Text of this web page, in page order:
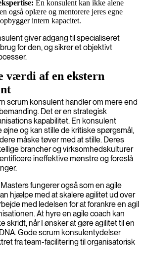
En konsulent kan ikke alene
også oplære og mentorere jeres egne
intern kapacitet.
giver adgang til specialiseret
for den, og sikrer et objektivt
værdi af en ekstern
scrum konsulent handler om mere end
Det er en strategisk
kapabilitet. En konsulent
øjne og kan stille de kritiske spørgsmål,
måske tøver med at stille. Deres
brancher og virksomhedskulturer
ineffektive mønstre og foreslå
fungerer også som en agile
hjælpe med at skalere agilitet ud over
med ledelsen for at forankre en agil
At hyre en agile coach kan
når I ønsker at gøre agilitet til en
Gode scrum konsulentydelser
fra team-facilitering til organisatorisk